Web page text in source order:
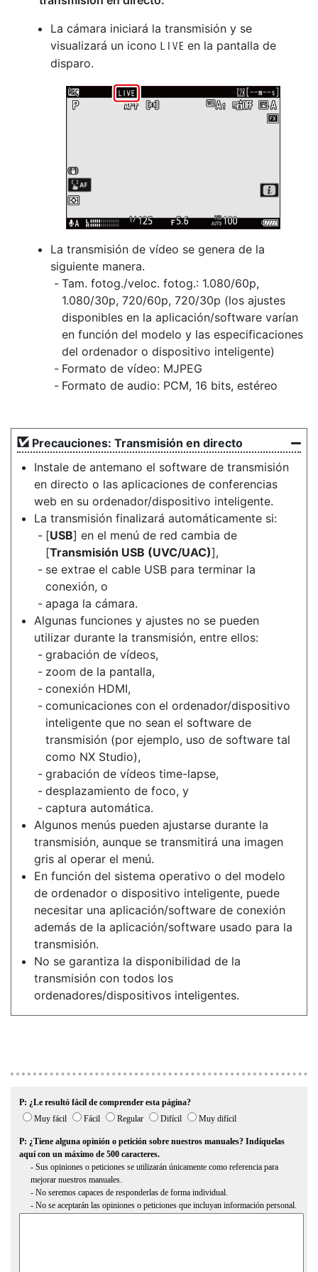
La cámara iniciará la transmisión y se
visualizará un icono
w en la pantalla de
disparo.
La transmisión de vídeo se genera de la
siguiente manera.
Tam. fotog./veloc. fotog.: 1.080/60p,
1.080/30p, 720/60p, 720/30p (los ajustes
disponibles en la aplicación/software varían
en función del modelo y las especificaciones
del ordenador o dispositivo inteligente)
Formato de vídeo: MJPEG
Formato de audio: PCM, 16 bits, estéreo
Precauciones: Transmisión en directo
Instale de antemano el software de transmisión
en directo o las aplicaciones de conferencias
web en su ordenador/dispositivo inteligente.
La transmisión finalizará automáticamente si:
[USB] en el menú de red cambia de
[Transmisión USB (UVC/UAC)],
se extrae el cable USB para terminar la
conexión, o
apaga la cámara.
Algunas funciones y ajustes no se pueden
utilizar durante la transmisión, entre ellos:
grabación de vídeos,
zoom de la pantalla,
conexión HDMI,
comunicaciones con el ordenador/dispositivo
inteligente que no sean el software de
transmisión (por ejemplo, uso de software tal
como NX Studio),
grabación de vídeos time-lapse,
desplazamiento de foco, y
captura automática.
Algunos menús pueden ajustarse durante la
transmisión, aunque se transmitirá una imagen
gris al operar el menú.
En función del sistema operativo o del modelo
de ordenador o dispositivo inteligente, puede
necesitar una aplicación/software de conexión
además de la aplicación/software usado para la
transmisión.
No se garantiza la disponibilidad de la
transmisión con todos los
ordenadores/dispositivos inteligentes.